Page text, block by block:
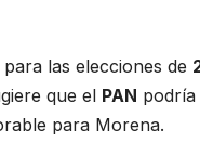
las elecciones de
que el PAN
para Morena.